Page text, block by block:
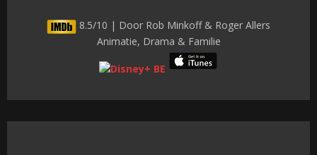
8.5/10 | Door Rob Minkoff & Roger Allers
Animatie, Drama & Familie